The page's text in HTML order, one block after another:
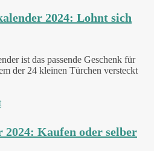
2024: Lohnt sich
ist das passende Geschenk für
der 24 kleinen Türchen versteckt
2024: Kaufen oder selber